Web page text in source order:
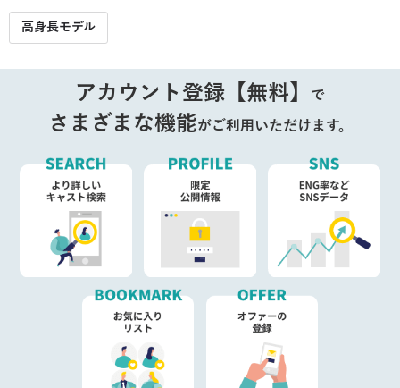
高身長モデル
アカウント登録【無料】 で
さまざまな機能がご利用いただけます。